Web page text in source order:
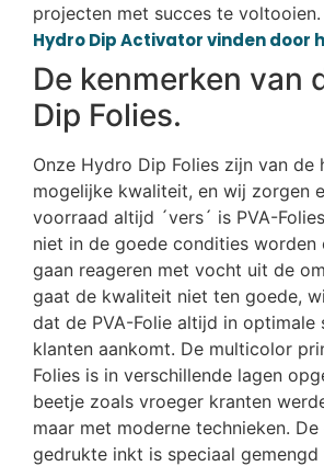
projecten met succes te voltooien.
Hydro Dip Activator vinden door
De kenmerken van
Dip Folies.
Onze Hydro Dip Folies zijn van de
mogelijke kwaliteit, en wij zorgen
voorraad altijd ´vers´ is PVA-
niet in de goede condities worden
gaan reageren met vocht uit de
gaat de kwaliteit niet ten goede,
dat de PVA-Folie altijd in optimale
klanten aankomt. De multicolor
Folies is in verschillende lagen
beetje zoals vroeger kranten
maar met moderne technieken.
gedrukte inkt is speciaal